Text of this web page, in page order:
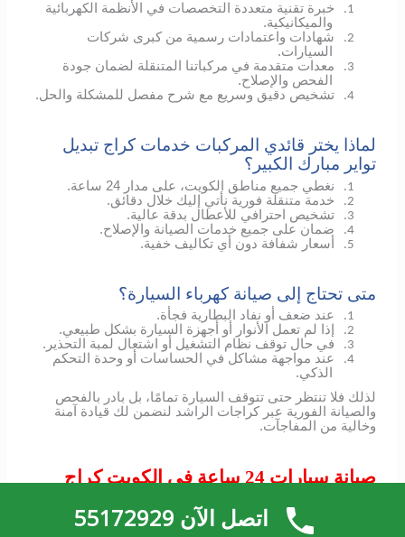
1.
خبرة تقنية متعددة التخصصات في الأنظمة الكهربائية
والميكانيكية.
2.
شهادات واعتمادات رسمية من كبرى شركات
السيارات.
3.
معدات متقدمة في مركباتنا المتنقلة لضمان جودة
الفحص والإصلاح.
4. تشخيص دقيق وسريع مع شرح مفصل للمشكلة والحل.
لماذا يختر قائدي المركبات خدمات كراج تبديل
تواير مبارك الكبير؟
1. نغطي جميع مناطق الكويت، على مدار 24 ساعة.
2. خدمة متنقلة فورية نأتي إليك خلال دقائق.
3. تشخيص احترافي للأعطال بدقة عالية.
4. ضمان على جميع خدمات الصيانة والإصلاح.
5. أسعار شفافة دون أي تكاليف خفية.
متى تحتاج إلى صيانة كهرباء السيارة؟
1. عند ضعف أو نفاد البطارية فجأة.
2. إذا لم تعمل الأنوار أو أجهزة السيارة بشكل طبيعي.
3. في حال توقف نظام التشغيل أو اشتعال لمبة التحذير.
4.
عند مواجهة مشاكل في الحساسات أو وحدة التحكم
الذكي.
لذلك فلا تنتظر حتى تتوقف السيارة تمامًا، بل بادر بالفحص
والصيانة الفورية عبر كراجات الراشد لنضمن لك قيادة آمنة
وخالية من المفاجآت.
صيانة سيارات 24 ساعة في الكويت كراج
لأن الأعطال لا تتوقف ولا يمكن توقعها
اتصل الآن 55172929